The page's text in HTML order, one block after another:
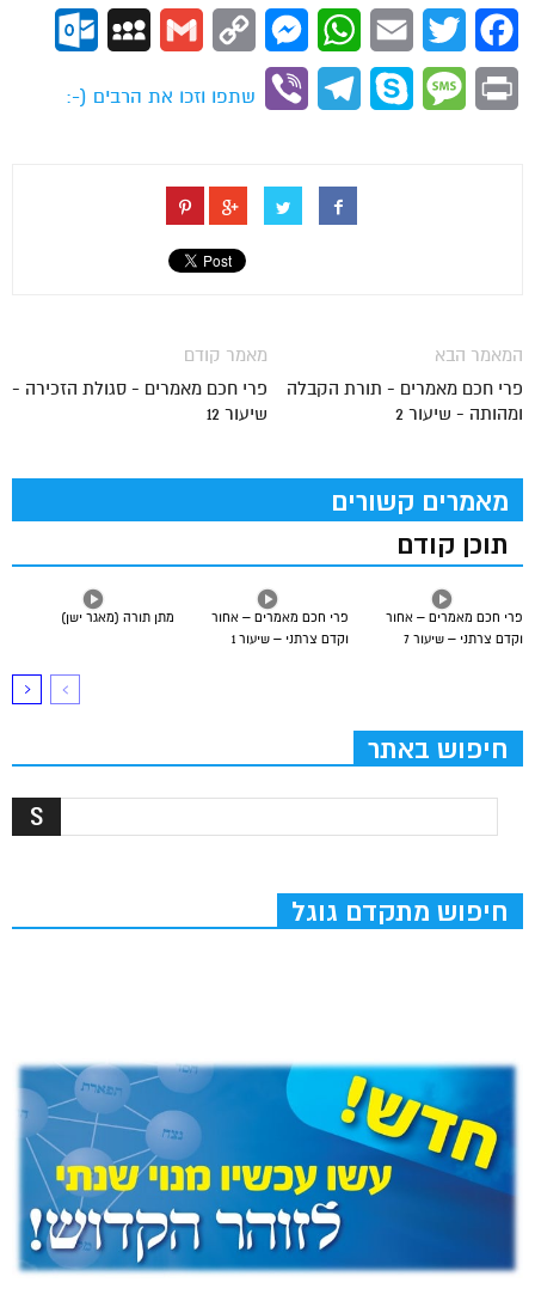
Facebook
Twitter
Email
WhatsApp
Messenger
Copy
Gmail
MySpace
Print
Message
Skype
Telegram
Viber
שתפו וזכו את הרבים (-:
מאמר קודם
פרי חכם מאמרים - סגולת הזכירה -
שיעור 12
המאמר הבא
פרי חכם מאמרים - תורת הקבלה
ומהותה - שיעור 2
מאמרים קשורים
תוכן קודם
מתן תורה (מאגר ישן)
פרי חכם מאמרים – אחור
וקדם צרתני – שיעור 1
פרי חכם מאמרים – אחור
וקדם צרתני – שיעור 7
חיפוש באתר
חיפוש מתקדם גוגל